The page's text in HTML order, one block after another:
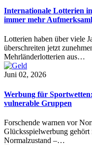
Internationale Lotterien
immer mehr
Lotterien haben über viele
überschreiten jetzt
Mehrländerlotterien aus…
Juni 02, 2026
Werbung für
vulnerable Gruppen
Forschende warnen vor
Glücksspielwerbung
Normalzustand –…